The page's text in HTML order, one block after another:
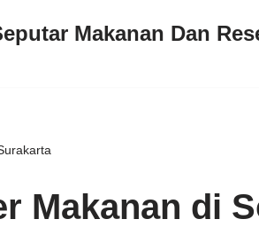
Makanan Dan
Makanan di